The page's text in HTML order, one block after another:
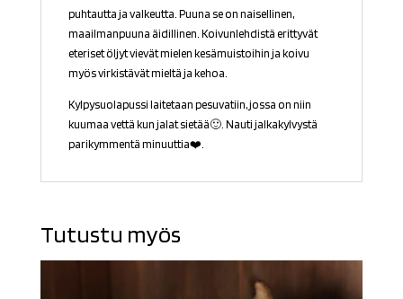
puhtautta ja valkeutta. Puuna se on naisellinen,
maailmanpuuna äidillinen. Koivunlehdistä erittyvät
eteriset öljyt vievät mielen kesämuistoihin ja koivu
myös virkistävät mieltä ja kehoa.
Kylpysuolapussi laitetaan pesuvatiin, jossa on niin
kuumaa vettä kun jalat sietää🙂. Nauti jalkakylvystä
parikymmentä minuuttia❤️.
Tutustu myös